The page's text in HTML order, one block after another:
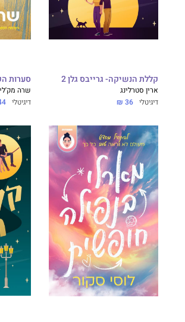
קללת הנשיקה- גרייבס גלן 2
ארין סטרלינג
דיגיטלי 36 ₪
סערות
שרה
דיגיטלי ₪